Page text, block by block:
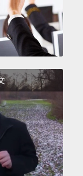
。所以如果
並非真心喜
如果你看那
作，所以他
些不愛自己
果你不愛那
有不斷操心。
你必須有熱